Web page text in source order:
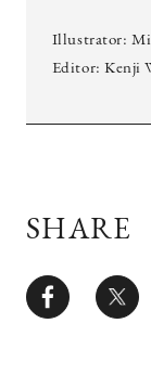
Illustrator:
Editor: Kenji
SHARE